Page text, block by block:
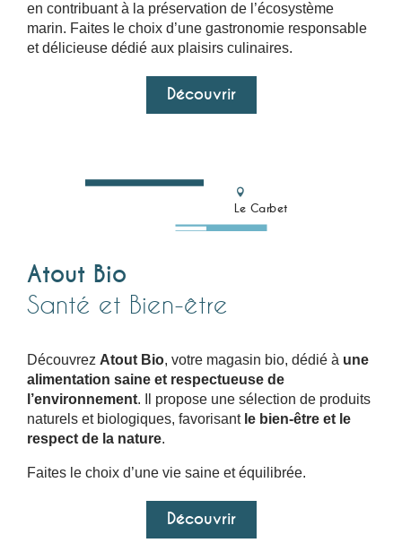
Le Carbet
en contribuant à la préservation de l’écosystème
marin. Faites le choix d’une gastronomie responsable
et délicieuse dédié aux plaisirs culinaires.
Découvrir
Atout Bio
Santé et Bien-être
Découvrez Atout Bio, votre magasin bio, dédié à une
alimentation saine et respectueuse de
l’environnement. Il propose une sélection de produits
naturels et biologiques, favorisant le bien-être et le
respect de la nature.
Faites le choix d’une vie saine et équilibrée.
Découvrir